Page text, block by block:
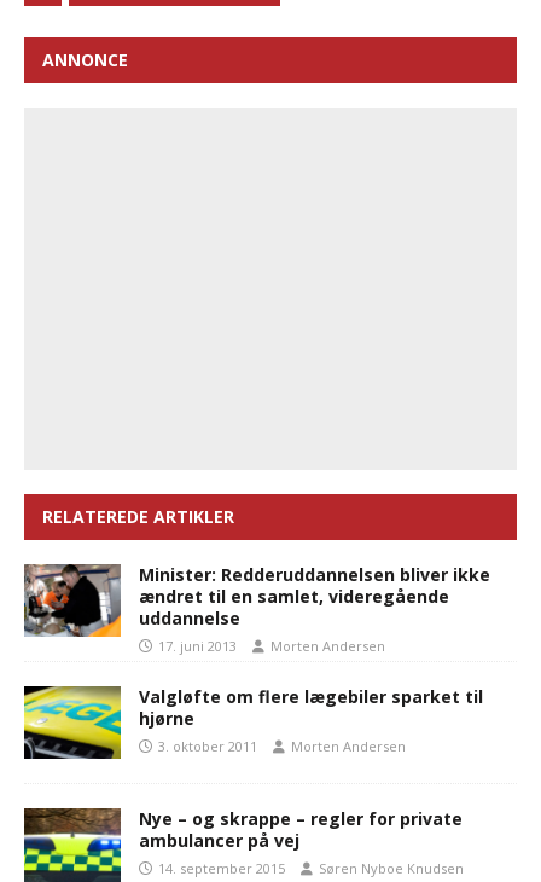
ANNONCE
RELATEREDE ARTIKLER
Minister: Redderuddannelsen bliver ikke
ændret til en samlet, videregående
uddannelse
17. juni 2013 Morten Andersen
Valgløfte om flere lægebiler sparket til
hjørne
3. oktober 2011 Morten Andersen
Nye – og skrappe – regler for private
ambulancer på vej
14. september 2015 Søren Nyboe Knudsen